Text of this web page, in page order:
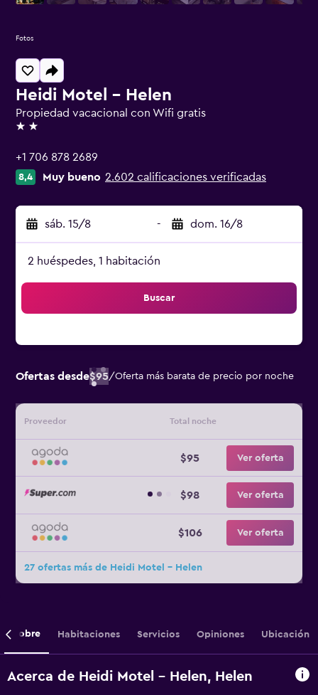
Heidi Motel - Helen
Propiedad vacacional con Wifi gratis
2 estrellas
+1 706 878 2689
8,4 Muy bueno 2.602 calificaciones verificadas
sáb. 15/8 - dom. 16/8
2 huéspedes, 1 habitación
Buscar
Ofertas desde$95/Oferta más barata de precio por noche
Proveedor Total noche
$95 Ver oferta
$98 Ver oferta
$106 Ver oferta
27 ofertas más de Heidi Motel - Helen
Fotos
Sobre Habitaciones Servicios Opiniones Ubicación
Acerca de Heidi Motel - Helen, Helen